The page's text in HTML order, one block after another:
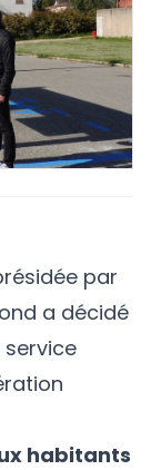
par
a décidé
service
habitants